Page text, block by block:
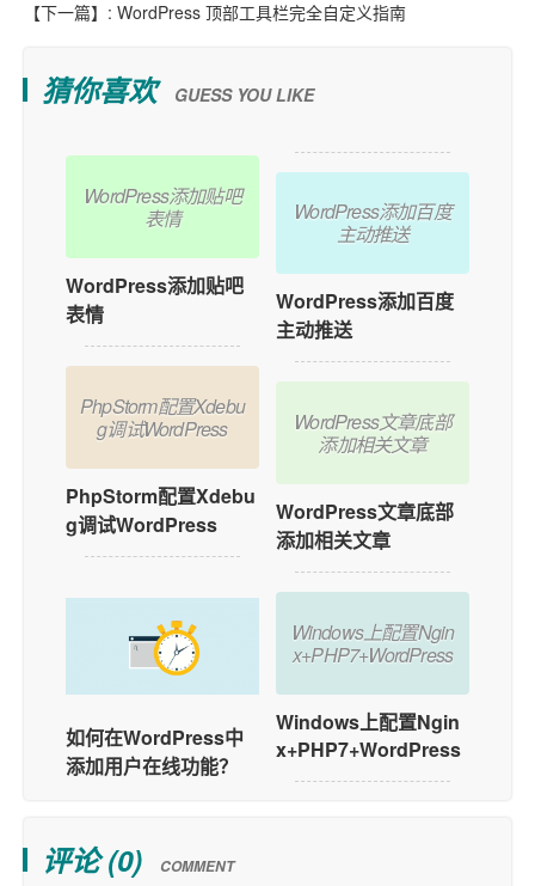
【下一篇】: WordPress 顶部工具栏完全自定义指南
猜你喜欢 GUESS YOU LIKE
WordPress添加贴吧
表情
WordPress添加贴吧
表情
PhpStorm配置Xdebu
g调试WordPress
PhpStorm配置Xdebu
g调试WordPress
如何在WordPress中
添加用户在线功能？
WordPress添加百度
主动推送
WordPress添加百度
主动推送
WordPress文章底部
添加相关文章
WordPress文章底部
添加相关文章
Windows上配置Ngin
x+PHP7+WordPress
Windows上配置Ngin
x+PHP7+WordPress
评论 (0) COMMENT